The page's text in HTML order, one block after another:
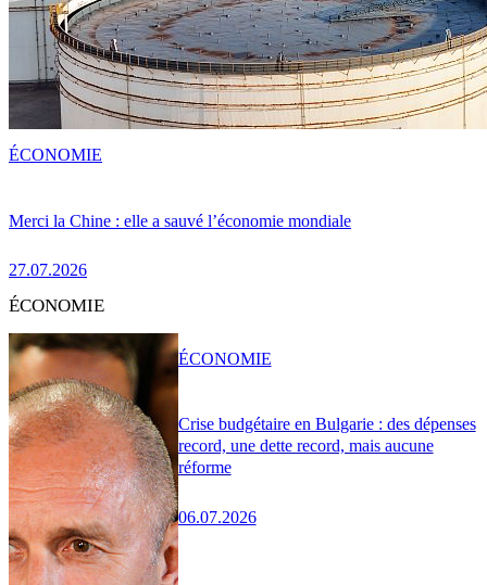
Merci la Chine : elle a sauvé l’économie mondiale
27.07.2026
ÉCONOMIE
ÉCONOMIE
Crise budgétaire en Bulgarie : des dépenses
record, une dette record, mais aucune
réforme
06.07.2026
ÉCONOMIE